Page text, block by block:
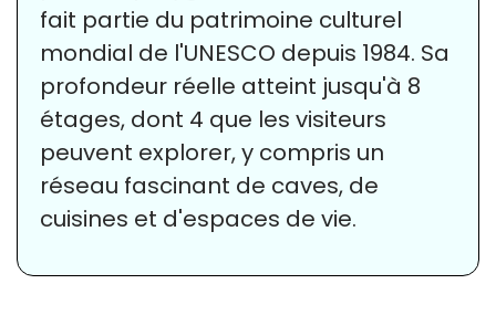
fait partie du patrimoine culturel
mondial de l'UNESCO depuis 1984. Sa
profondeur réelle atteint jusqu'à 8
étages, dont 4 que les visiteurs
peuvent explorer, y compris un
réseau fascinant de caves, de
cuisines et d'espaces de vie.